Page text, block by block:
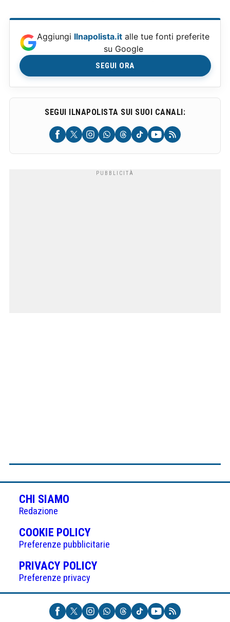
Aggiungi Ilnapolista.it alle tue fonti preferite
su Google
SEGUI ORA
SEGUI ILNAPOLISTA SUI SUOI CANALI:
CHI SIAMO
Redazione
COOKIE POLICY(APRE
IN
UNA
NUOVA
Preferenze pubblicitarie
PRIVACY POLICY(APRE
UNA
NUOVA
SCHEDA)
Preferenze privacy